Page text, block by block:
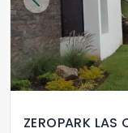
ZEROPARK